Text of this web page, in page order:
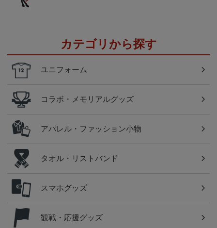
カテゴリから探す
ユニフォーム
コラボ・メモリアルグッズ
アパレル・ファッション小物
タオル・リストバンド
スマホグッズ
観戦・応援グッズ